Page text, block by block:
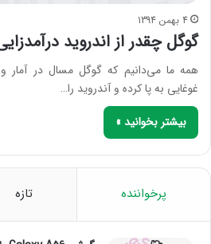
4 بهمن 1394
گوگل چقدر از اندروید
همه ما می‌دانیم که گوگل مسال در آمار و
غوغایی به پا کرده و آندروید را…
بیشتر بخوانید »
پرخواننده تازه